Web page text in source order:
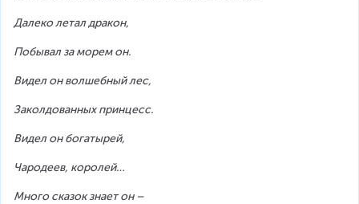
Далеко летал дракон,
Побывал за морем он.
Видел он волшебный лес,
Заколдованных принцесс.
Видел он богатырей,
Чародеев, королей…
Много сказок знает он –